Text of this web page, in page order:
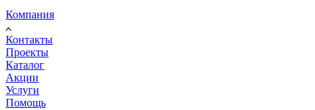
Компания
Контакты
Проекты
Каталог
Акции
Услуги
Помощь